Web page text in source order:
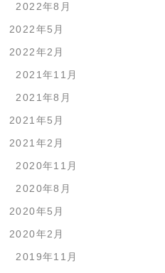
2022年8月
2022年5月
2022年2月
2021年11月
2021年8月
2021年5月
2021年2月
2020年11月
2020年8月
2020年5月
2020年2月
2019年11月